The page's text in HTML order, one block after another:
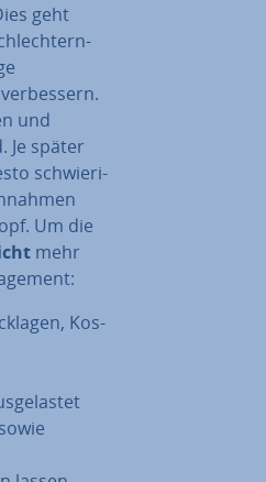
geht
und
Je später
schwie­ri­
Um die
mehr
Kos­